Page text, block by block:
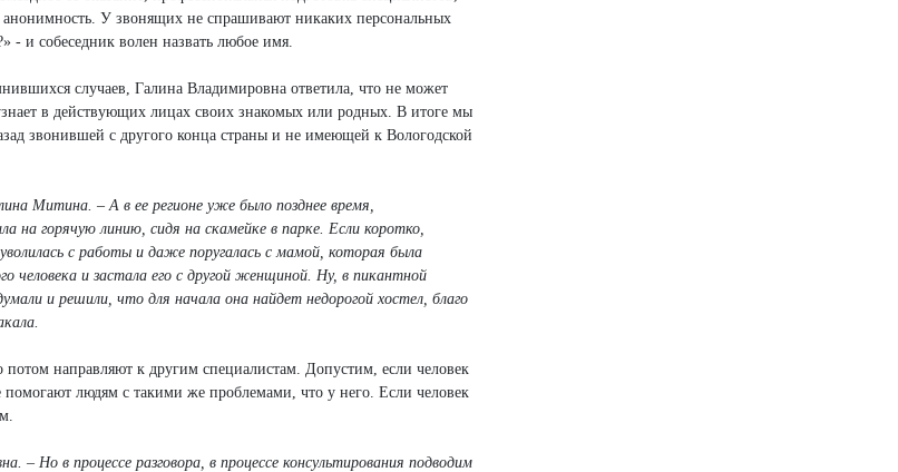
У звонящих не спрашивают никаких персональных
- и собеседник волен назвать любое имя.
случаев, Галина Владимировна ответила, что не может
в действующих лицах своих знакомых или родных. В итоге мы
звонившей с другого конца страны и не имеющей к Вологодской
Митина. – А в ее регионе уже было позднее время,
на горячую линию, сидя на скамейке в парке. Если коротко,
с работы и даже поругалась с мамой, которая была
человека и застала его с другой женщиной. Ну, в пикантной
и решили, что для начала она найдет недорогой хостел, благо
направляют к другим специалистам. Допустим, если человек
людям с такими же проблемами, что у него. Если человек
Но в процессе разговора, в процессе консультирования подводим